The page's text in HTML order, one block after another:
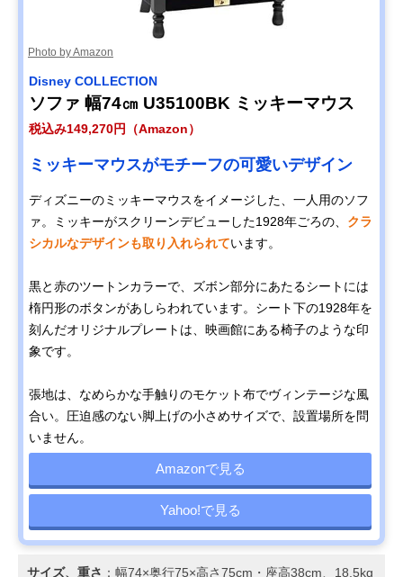
Photo by Amazon
Disney COLLECTION
ソファ 幅74㎝ U35100BK ミッキーマウス
税込み149,270円（Amazon）
ミッキーマウスがモチーフの可愛いデザイン
ディズニーのミッキーマウスをイメージした、一人用のソフ
ァ。ミッキーがスクリーンデビューした1928年ごろの、 クラ
シカルなデザインも取り入れられています。
黒と赤のツートンカラーで、ズボン部分にあたるシートには
楕円形のボタンがあしらわれています。シート下の1928年を
刻んだオリジナルプレートは、映画館にある椅子のような印
象です。
張地は、なめらかな手触りのモケット布でヴィンテージな風
合い。圧迫感のない脚上げの小さめサイズで、設置場所を問
いません。
Amazonで見る
Yahoo!で見る
サイズ、重さ ：幅74×奥行75×高さ75cm・座高38cm、18.5kg